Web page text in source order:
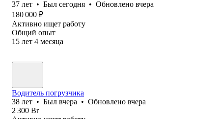
37 лет • Был сегодня • Обновлено вчера
180 000 ₽
Активно ищет работу
Общий опыт
15 лет 4 месяца
Водитель погрузчика
38 лет • Был вчера • Обновлено вчера
2 300 Br